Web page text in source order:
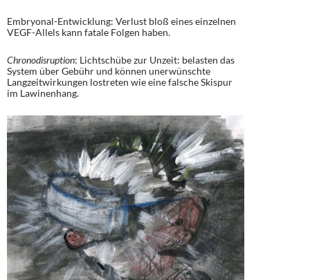
Embryonal-Entwicklung: Verlust bloß eines einzelnen
VEGF-Allels kann fatale Folgen haben.
Chronodisruption: Lichtschübe zur Unzeit: belasten das
System über Gebühr und können unerwünschte
Langzeitwirkungen lostreten wie eine falsche Skispur
im Lawinenhang.